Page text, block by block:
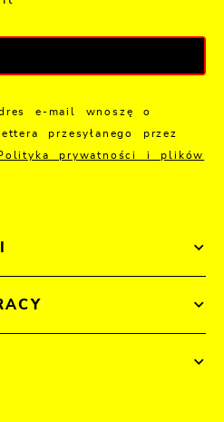
e-mail wnoszę o
przesyłanego przez
prywatności i plików